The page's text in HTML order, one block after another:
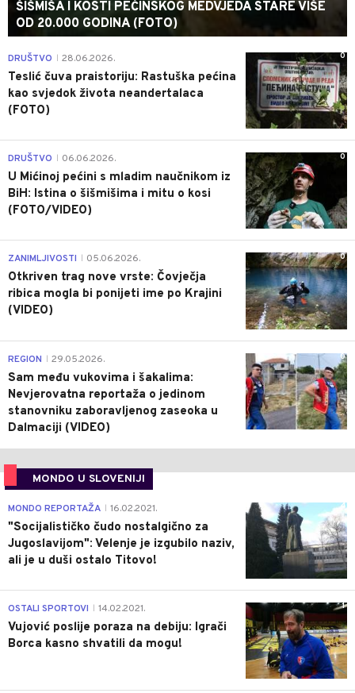
ŠIŠMIŠA I KOSTI PEĆINSKOG MEDVJEDA STARE VIŠE
OD 20.000 GODINA (FOTO)
0
DRUŠTVO 28.06.2026.
Teslić čuva praistoriju: Rastuška pećina
kao svjedok života neandertalaca
(FOTO)
0
DRUŠTVO 06.06.2026.
U Mićinoj pećini s mladim naučnikom iz
BiH: Istina o šišmišima i mitu o kosi
(FOTO/VIDEO)
0
ZANIMLJIVOSTI 05.06.2026.
Otkriven trag nove vrste: Čovječja
ribica mogla bi ponijeti ime po Krajini
(VIDEO)
0
REGION 29.05.2026.
Sam među vukovima i šakalima:
Nevjerovatna reportaža o jedinom
stanovniku zaboravljenog zaseoka u
Dalmaciji (VIDEO)
MONDO U SLOVENIJI
4
MONDO REPORTAŽA 16.02.2021.
"Socijalističko čudo nostalgično za
Jugoslavijom": Velenje je izgubilo naziv,
ali je u duši ostalo Titovo!
1
OSTALI SPORTOVI 14.02.2021.
Vujović poslije poraza na debiju: Igrači
Borca kasno shvatili da mogu!